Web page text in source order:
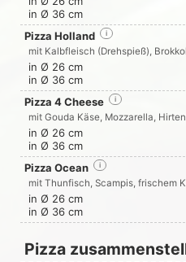
in Ø 36 cm
Pizza Holland
i
mit Kalbfleisch (Drehspieß),
in Ø 26 cm
in Ø 36 cm
Pizza 4 Cheese
i
mit Gouda Käse, Mozzarella,
in Ø 26 cm
in Ø 36 cm
Pizza Ocean
i
mit Thunfisch, Scampis, frischem
in Ø 26 cm
in Ø 36 cm
Pizza